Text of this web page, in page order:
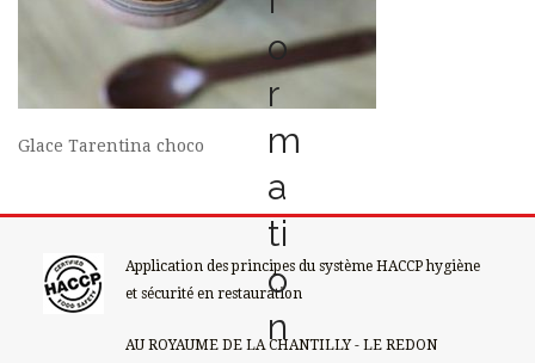
o
r
m
a
ti
o
n
Glace Tarentina choco
Application des principes du système HACCP hygiène
et sécurité en restauration
AU ROYAUME DE LA CHANTILLY - LE REDON